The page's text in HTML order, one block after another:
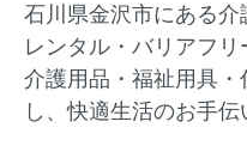
石川県金沢市にある介
レンタル・バリアフリ
介護用品・福祉用具
し、快適生活のお手伝